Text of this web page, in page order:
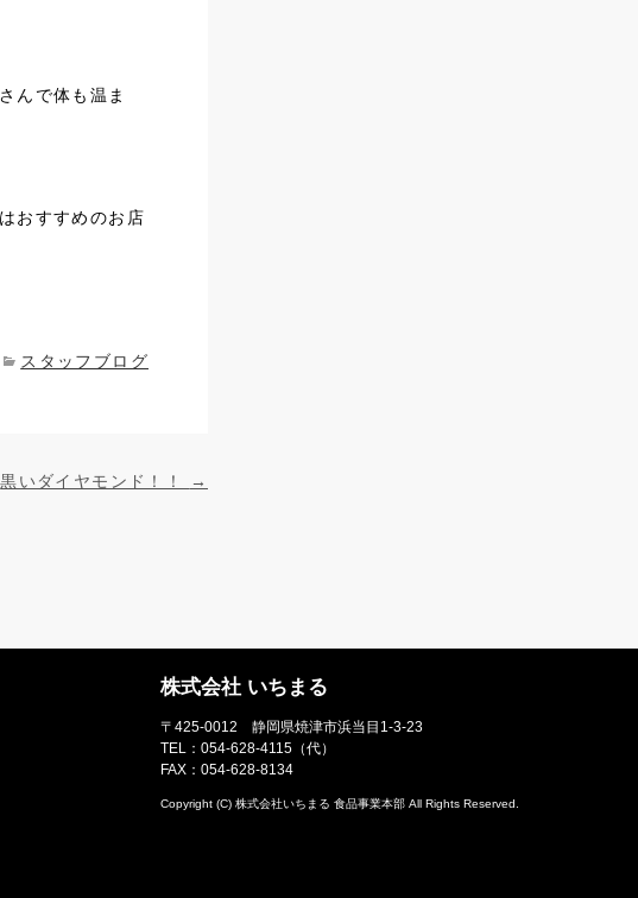
んで体も温ま
おすすめのお店
スタッフブログ
黒いダイヤモンド！！ →
株式会社 いちまる
〒425-0012 静岡県焼津市浜当目1-3-23
TEL： 054-628-4115 （代）
FAX：054-628-8134
Copyright (C) 株式会社いちまる 食品事業本部 All Rights Reserved.